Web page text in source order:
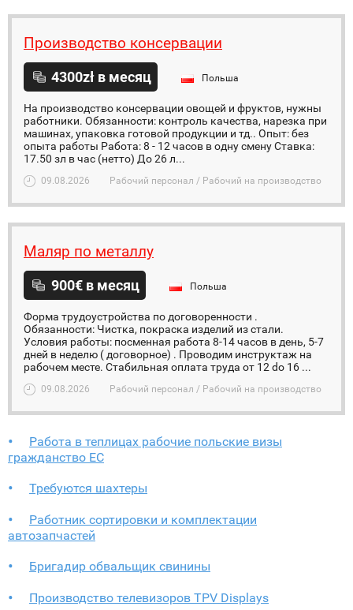
Производство консервации
4300zł в месяц Польша
На производство консервации овощей и фруктов, нужны
работники. Обязанности: контроль качества, нарезка при
машинах, упаковка готовой продукции и тд.. Опыт: без
опыта работы Работа: 8 - 12 часов в одну смену Ставка:
17.50 зл в час (нетто) До 26 л...
09.08.2026 Рабочий персонал / Рабочий на производство
Маляр по металлу
900€ в месяц Польша
Форма трудоустройства по договоренности .
Обязанности: Чистка, покраска изделий из стали.
Условия работы: посменная работа 8-14 часов в день, 5-7
дней в неделю ( договорное) . Проводим инструктаж на
рабочем месте. Стабильная оплата труда от 12 do 16 ...
09.08.2026 Рабочий персонал / Рабочий на производство
Работа в теплицах рабочие польские визы
гражданство EC
Требуются шахтеры
Работник сортировки и комплектации
автозапчастей
Бригадир обвальщик свинины
Производство телевизоров TPV Displays